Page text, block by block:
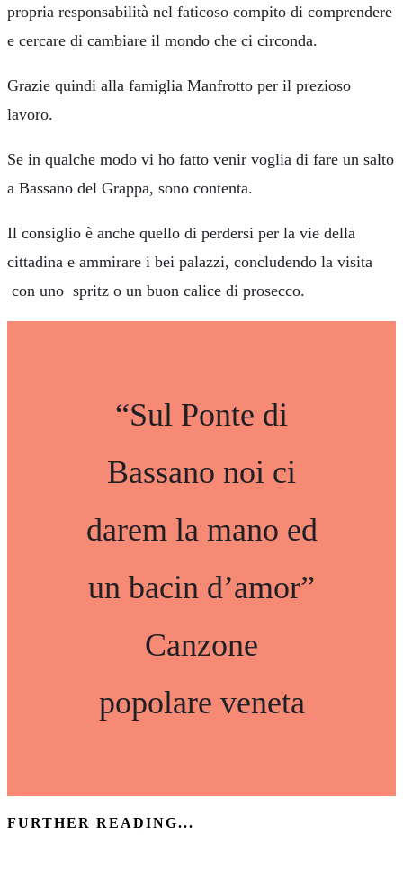
propria responsabilità nel faticoso compito di comprendere
e cercare di cambiare il mondo che ci circonda.
Grazie quindi alla famiglia Manfrotto per il prezioso
lavoro.
Se in qualche modo vi ho fatto venir voglia di fare un salto
a Bassano del Grappa, sono contenta.
Il consiglio è anche quello di perdersi per la vie della
cittadina e ammirare i bei palazzi, concludendo la visita
con uno spritz o un buon calice di prosecco.
“Sul Ponte di
Bassano noi ci
darem la mano ed
un bacin d’amor”
Canzone
popolare veneta
FURTHER READING...